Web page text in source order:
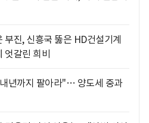
부진, 신흥국 뚫은 HD건설기계
엇갈린 희비
년까지 팔아라"… 양도세 중과